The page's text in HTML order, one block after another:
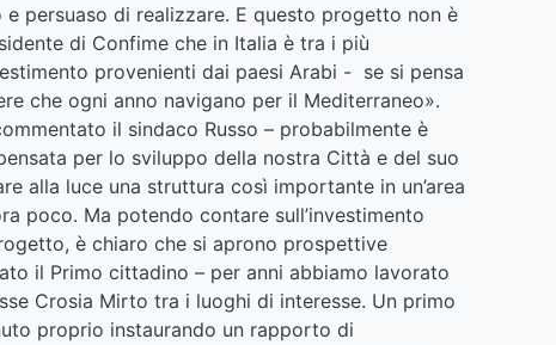
persuaso di realizzare. E questo progetto non è
di Confime che in Italia è tra i più
provenienti dai paesi Arabi - se si pensa
che ogni anno navigano per il Mediterraneo».
il sindaco Russo – probabilmente è
per lo sviluppo della nostra Città e del suo
alla luce una struttura così importante in un’area
poco. Ma potendo contare sull’investimento
è chiaro che si aprono prospettive
il Primo cittadino – per anni abbiamo lavorato
Crosia Mirto tra i luoghi di interesse. Un primo
proprio instaurando un rapporto di